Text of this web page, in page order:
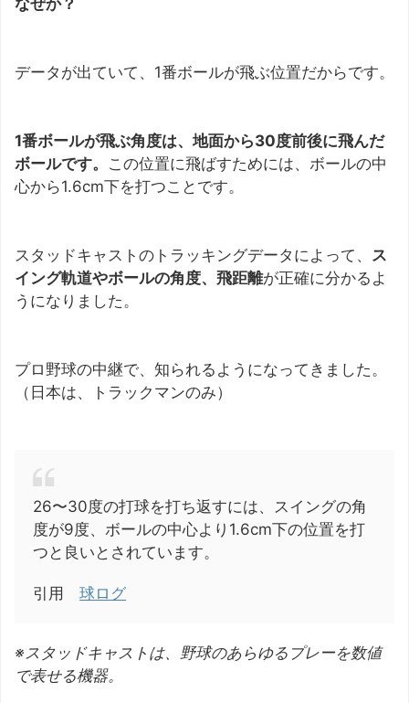
なぜか？
データが出ていて、1番ボールが飛ぶ位置だからです。
1番ボールが飛ぶ角度は、地面から30度前後に飛んだ
ボールです。 この位置に飛ばすためには、ボールの中
心から1.6cm下を打つことです。
スタッドキャストのトラッキングデータによって、 ス
イング軌道やボールの角度、飛距離が正確に分かるよ
うになりました。
プロ野球の中継で、知られるようになってきました。
（日本は、トラックマンのみ）
26〜30度の打球を打ち返すには、スイングの角
度が9度、ボールの中心より1.6cm下の位置を打
つと良いとされています。
引用 球ログ
※スタッドキャストは、野球のあらゆるプレーを数値
で表せる機器。